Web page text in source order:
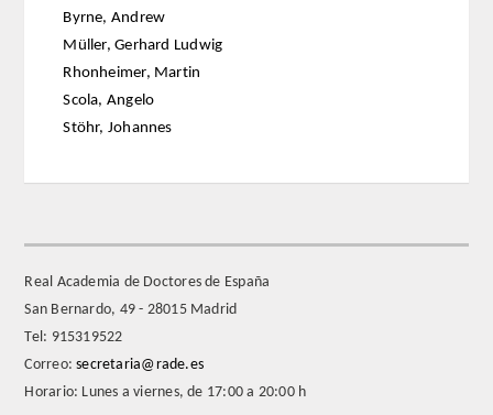
CIENCIAS POLíTICAS Y DE LA ECONOMíA
INGENIERíA
ARQUITECTURA Y BELLAS ARTES
NUMERO
SUPERNUMERARIOS
CORRESPONDIENTES
Byrne, Andrew
Müller, Gerhard Ludwig
Rhonheimer, Martin
Scola, Angelo
Stöhr, Johannes
Real Academia de Doctores de España
San Bernardo, 49 - 28015 Madrid
Tel: 915319522
Correo:secretaria@rade.es
Horario: Lunes a viernes, de 17:00 a 20:00 h